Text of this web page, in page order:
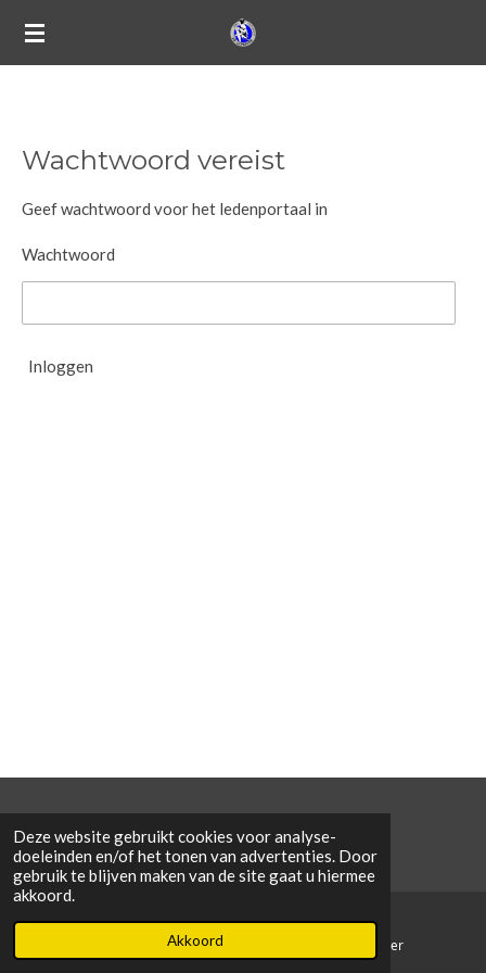
Deze website gebruikt cookies voor analyse-
doeleinden en/of het tonen van advertenties. Door
gebruik te blijven maken van de site gaat u hiermee
akkoord.
Akkoord
Ga
Wachtwoord vereist
Geef wachtwoord voor het ledenportaal in
Wachtwoord
Inloggen
©2026 De Condors v.z.w.
Telefoonnummer